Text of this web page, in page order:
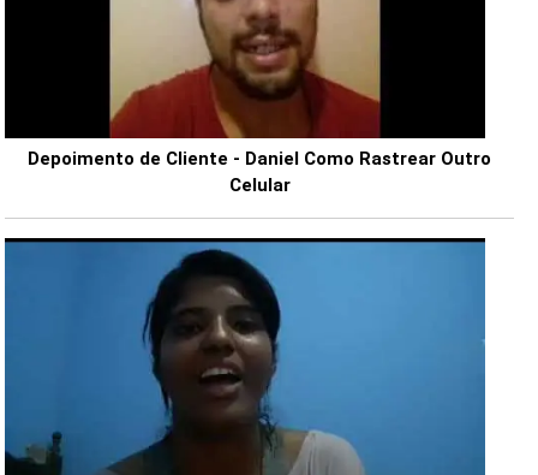
Depoimento de Cliente - Daniel Como Rastrear Outro
Celular